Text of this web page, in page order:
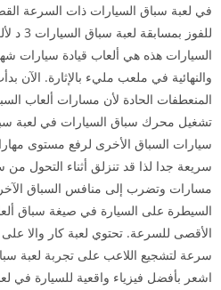
في لعبة سباق السيارات ذات السرعة
للفوز
السيارات هذه هي ألعاب قيادة سيارات
والنهائية في ملعب مليء بالإثارة. الآن
المنعطفات الحادة لأن مسارات ألعاب
تشغيل محرك سباق السيارات في لعبة
سيارات السباق الأخرى لرفع مستوى
مسارات وتضرب إلى منافس السباق الآخر
السيطرة على السيارة في صيغة سباق
الأقصى للسرعة. تحتوي لعبة كار والا
سرعة لتشجيع اللاعب على تجربة لعبة
اشعر بأفضل فيزياء واقعية للسيارة في